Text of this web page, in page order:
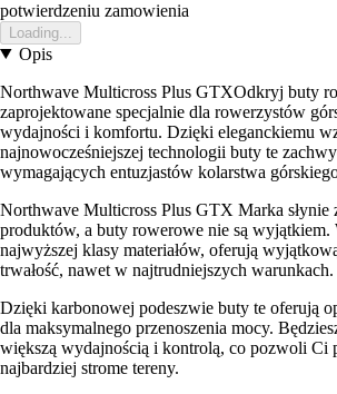
potwierdzeniu zamowienia
Loading...
Opis
Northwave Multicross Plus GTXOdkryj buty
zaprojektowane specjalnie dla rowerzystów
wydajności i komfortu. Dzięki eleganckiemu
najnowocześniejszej technologii buty te
wymagających entuzjastów kolarstwa
Northwave Multicross Plus GTX Marka słynie
produktów, a buty rowerowe nie są wyjątkiem.
najwyższej klasy materiałów, oferują
trwałość, nawet w najtrudniejszych warunkach.
Dzięki karbonowej podeszwie buty te oferują
dla maksymalnego przenoszenia mocy.
większą wydajnością i kontrolą, co pozwoli Ci
najbardziej strome tereny.